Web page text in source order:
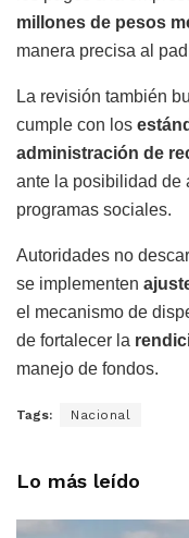
millones de pesos
manera precisa al
La revisión también
cumple con los
administración de
ante la posibilidad de
programas sociales.
Autoridades no
se implementen
el mecanismo de
de fortalecer la
manejo de fondos.
Tags: Nacional
Lo más leído